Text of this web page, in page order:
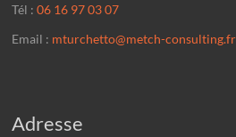
Tél :06 16 97 03 07
Email : mturchetto@metch-consulting.fr
Adresse